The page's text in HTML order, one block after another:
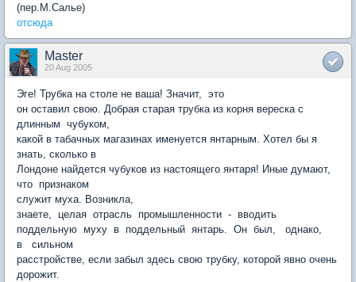
(пер.М.Салье)
отсюда
Master
20 Aug 2005
Эге! Трубка на столе не ваша! Значит, это
он оставил свою. Добрая старая трубка из корня вереска с
длинным чубуком,
какой в табачных магазинах именуется янтарным. Хотел бы я
знать, сколько в
Лондоне найдется чубуков из настоящего янтаря! Иные думают,
что признаком
служит муха. Возникла,
знаете, целая отрасль промышленности - вводить
поддельную муху в поддельный янтарь. Он был, однако,
в сильном
расстройстве, если забыл здесь свою трубку, которой явно очень
дорожит.